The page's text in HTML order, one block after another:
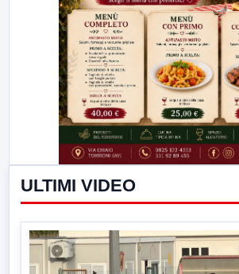
ULTIMI VIDEO